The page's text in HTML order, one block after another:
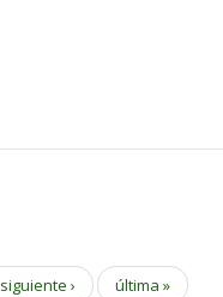
siguiente › última »